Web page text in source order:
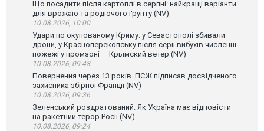
Що посадити після картоплі в серпні: найкращі варіанти
для врожаю та родючого ґрунту (NV)
10.08.2026, 10:00
Удари по окупованому Криму: у Севастополі збивали
дрони, у Красноперекопську після серії вибухів численні
пожежі у промзоні — Крымский ветер (NV)
10.08.2026, 09:48
Повернення через 13 років. ПСЖ підписав досвідченого
захисника збірної Франції (NV)
10.08.2026, 09:36
Зеленський роздратований. Як Україна має відповісти
на ракетний терор Росії (NV)
10.08.2026, 09:24